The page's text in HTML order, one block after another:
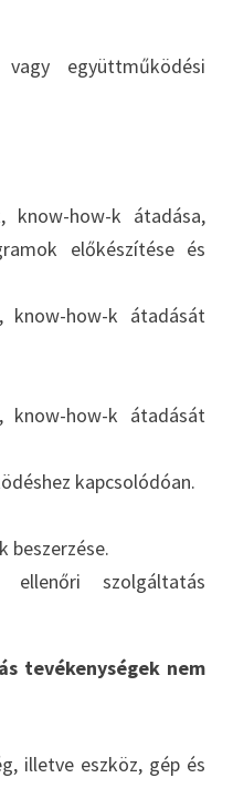
együttműködési
know-how-k átadása,
előkészítése és
know-how-k átadását
know-how-k átadását
kapcsolódóan.
beszerzése.
ellenőri szolgáltatás
tevékenységek nem
illetve eszköz, gép és